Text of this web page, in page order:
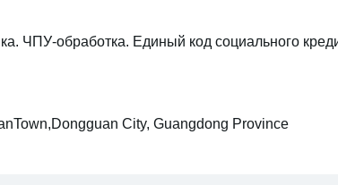
ЧПУ-обработка. Единый код социального
City, Guangdong Province